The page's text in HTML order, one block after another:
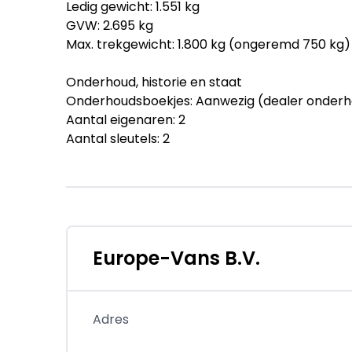
Ledig gewicht: 1.551 kg
GVW: 2.695 kg
Max. trekgewicht: 1.800 kg (ongeremd 750 kg)
Onderhoud, historie en staat
Onderhoudsboekjes: Aanwezig (dealer
Aantal eigenaren: 2
Aantal sleutels: 2
Beschikbare afleverpakketten:
- Zo meenemen (zonder meerprijs): U kiest
beschikbaarheid van het voertuig. De auto
zonder garantie. De auto is door ons
onderhoudsbeurt en APK-keuring worden
Europe-Vans B.V.
Adres